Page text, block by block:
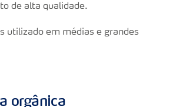
de alta qualidade.
utilizado em médias e grandes
orgânica